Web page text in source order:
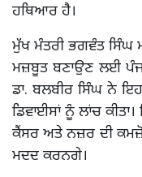
ਹਥਿਆਰ ਹੈ।
ਮੁੱਖ ਮੰਤਰੀ ਭਗਵੰਤ ਸਿੰਘ
ਮਜ਼ਬੂਤ ਬਣਾਉਣ ਲਈ
ਡਾ. ਬਲਬੀਰ ਸਿੰਘ ਨੇ
ਡਿਵਾਈਸਾਂ ਨੂੰ ਲਾਂਚ
ਕੈਂਸਰ ਅਤੇ ਨਜ਼ਰ ਦੀ
ਮਦਦ ਕਰਨਗੇ।